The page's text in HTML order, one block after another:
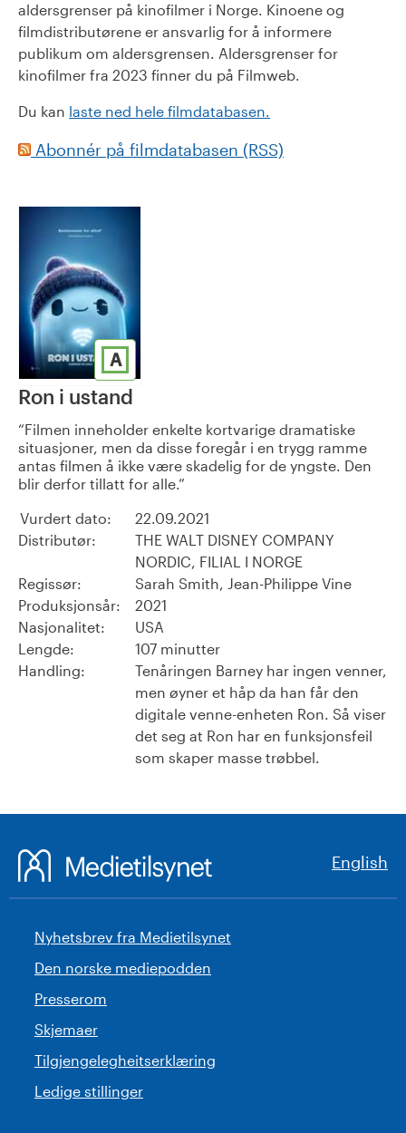
aldersgrenser på kinofilmer i Norge. Kinoene og
filmdistributørene er ansvarlig for å informere
publikum om aldersgrensen. Aldersgrenser for
kinofilmer fra 2023 finner du på Filmweb.
Du kan laste ned hele filmdatabasen.
Abonnér på filmdatabasen (RSS)
A
Ron i ustand
Filmen inneholder enkelte kortvarige dramatiske
situasjoner, men da disse foregår i en trygg ramme
antas filmen å ikke være skadelig for de yngste. Den
blir derfor tillatt for alle.
Vurdert dato:
22.09.2021
Distributør:
THE WALT DISNEY COMPANY
NORDIC, FILIAL I NORGE
Regissør:
Sarah Smith, Jean-Philippe Vine
Produksjonsår:
2021
Nasjonalitet:
USA
Lengde:
107 minutter
Handling:
Tenåringen Barney har ingen venner,
men øyner et håp da han får den
digitale venne-enheten Ron. Så viser
det seg at Ron har en funksjonsfeil
som skaper masse trøbbel.
English
Nyhetsbrev fra Medietilsynet
Den norske mediepodden
Presserom
Skjemaer
Tilgjengelegheitserklæring
Ledige stillinger